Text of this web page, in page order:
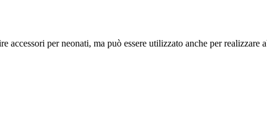
accessori per neonati, ma può essere utilizzato anche per